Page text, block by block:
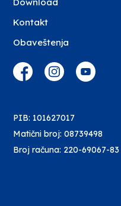
Download
Kontakt
Obaveštenja
PIB: 101627017
Matični broj: 08739498
Broj računa: 220-69067-83